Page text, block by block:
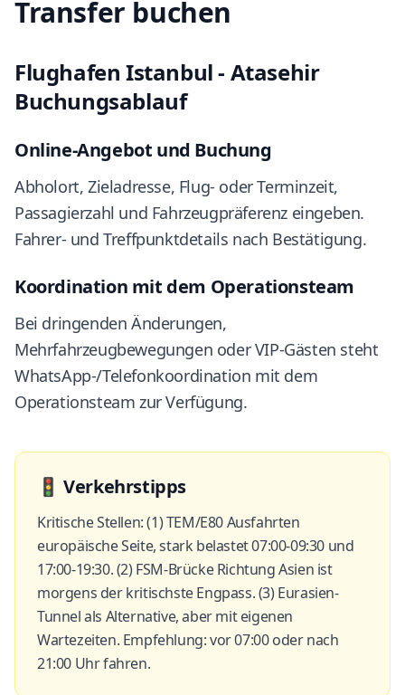
Transfer buchen
Flughafen Istanbul - Atasehir
Buchungsablauf
Online-Angebot und Buchung
Abholort, Zieladresse, Flug- oder Terminzeit,
Passagierzahl und Fahrzeugpräferenz eingeben.
Fahrer- und Treffpunktdetails nach Bestätigung.
Koordination mit dem Operationsteam
Bei dringenden Änderungen,
Mehrfahrzeugbewegungen oder VIP-Gästen steht
WhatsApp-/Telefonkoordination mit dem
Operationsteam zur Verfügung.
🚦Verkehrstipps
Kritische Stellen: (1) TEM/E80 Ausfahrten
europäische Seite, stark belastet 07:00-09:30 und
17:00-19:30. (2) FSM-Brücke Richtung Asien ist
morgens der kritischste Engpass. (3) Eurasien-
Tunnel als Alternative, aber mit eigenen
Wartezeiten. Empfehlung: vor 07:00 oder nach
21:00 Uhr fahren.